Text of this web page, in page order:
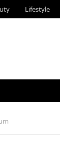
Lifestyle